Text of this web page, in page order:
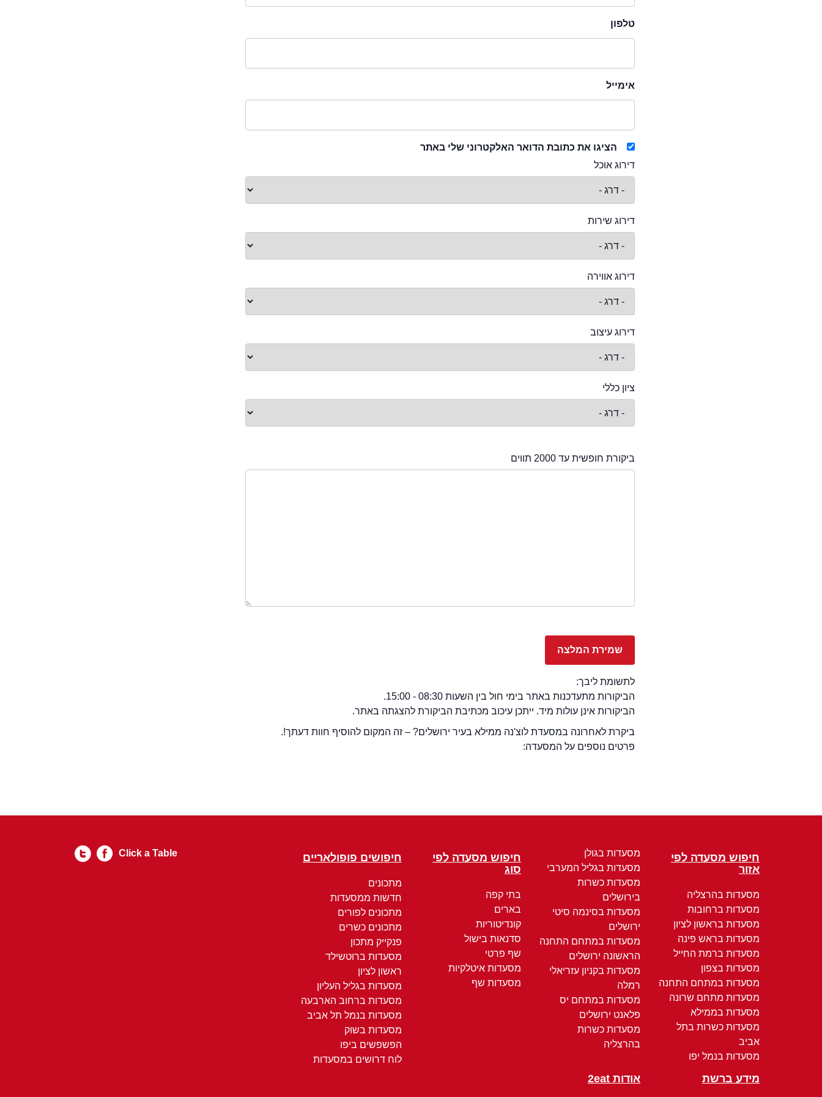
טלפון
אימייל
הציגו את כתובת הדואר האלקטרוני שלי באתר
דירוג אוכל
דירוג שירות
דירוג אווירה
דירוג עיצוב
ציון כללי
ביקורת חופשית עד 2000 תווים
לתשומת ליבך:
הביקורות מתעדכנות באתר בימי חול בין השעות 08:30 - 15:00.
הביקורות אינן עולות מיד. ייתכן עיכוב מכתיבת הביקורת להצגתה באתר.
ביקרת לאחרונה במסעדת לוצ'נה ממילא בעיר ירושלים? – זה המקום להוסיף חוות דעתך!.
פרטים נוספים על המסעדה:
חיפוש מסעדה לפי
אזור
מסעדות בהרצליה
מסעדות ברחובות
מסעדות בראשון לציון
מסעדות בראש פינה
מסעדות ברמת החייל
מסעדות בצפון
מסעדות במתחם התחנה
מסעדות מתחם שרונה
מסעדות בממילא
מסעדות כשרות בתל
אביב
מסעדות בנמל יפו
מסעדות בגולן
מסעדות בגליל המערבי
מסעדות כשרות
בירושלים
מסעדות בסינמה סיטי
ירושלים
מסעדות במתחם התחנה
הראשונה ירושלים
מסעדות בקניון עזריאלי
רמלה
מסעדות במתחם יס
פלאנט ירושלים
מסעדות כשרות
בהרצליה
חיפוש מסעדה לפי
סוג
בתי קפה
בארים
קונדיטוריות
סדנאות בישול
שף פרטי
מסעדות איטלקיות
מסעדות שף
חיפושים פופולאריים
מתכונים
חדשות ממסעדות
מתכונים לפורים
מתכונים כשרים
פנקייק מתכון
מסעדות ברוטשילד
ראשון לציון
מסעדות בגליל העליון
מסעדות ברחוב הארבעה
מסעדות בנמל תל אביב
מסעדות בשוק
הפשפשים ביפו
לוח דרושים במסעדות
מידע ברשת אודות 2eat
Click a Table